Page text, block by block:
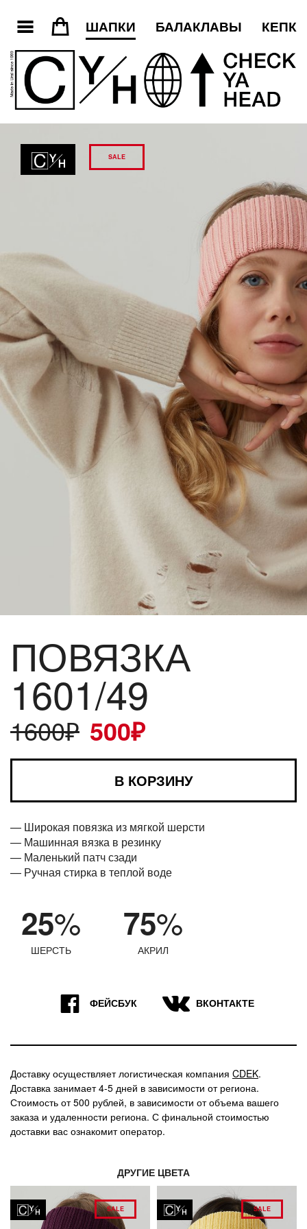
= 3 ШАПКИ БАЛАКЛАВЫ КЕПКИ
SALE
ПОВЯЗКА
1601/49
1600₽ 500₽
В КОРЗИНУ
— Широкая повязка из мягкой шерсти
— Машинная вязка в резинку
— Маленький патч сзади
— Ручная стирка в теплой воде
25%
ШЕРСТЬ
75%
АКРИЛ
9 ФЕЙСБУК 7 ВКОНТАКТЕ
Доставку осуществляет логистическая компания CDEK.
Доставка занимает 4-5 дней в зависимости от региона.
Стоимость от 500 рублей, в зависимости от объема вашего
заказа и удаленности региона. С финальной стоимостью
доставки вас ознакомит оператор.
ДРУГИЕ ЦВЕТА
SALE SALE